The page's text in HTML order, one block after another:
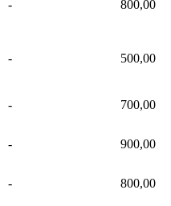
- 800,00
- 500,00
- 700,00
-
900,00
- 800,00